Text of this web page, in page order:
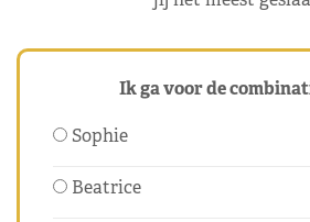
Ik ga voor de
Sophie
Beatrice